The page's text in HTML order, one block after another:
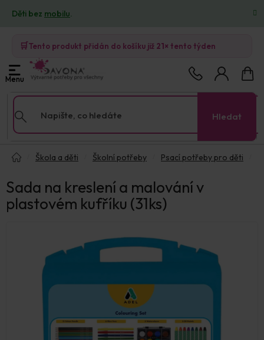
obsah
Děti bez mobilu.
🛒Tento produkt přidán do košíku již 21× tento týden
Hledat
košík
Škola a děti
Školní potřeby Psací potřeby pro děti
Sada na kreslení a malování v
plastovém kufříku (31ks)